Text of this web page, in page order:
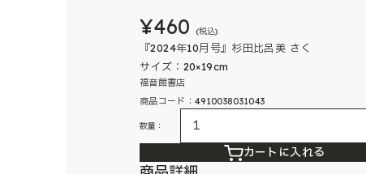
¥460 (税込)
『2024年10月号』杉田比呂美 さく
サイズ：20×19cm
福音館書店
商品コード：4910038031043
数量：
カートに入れる